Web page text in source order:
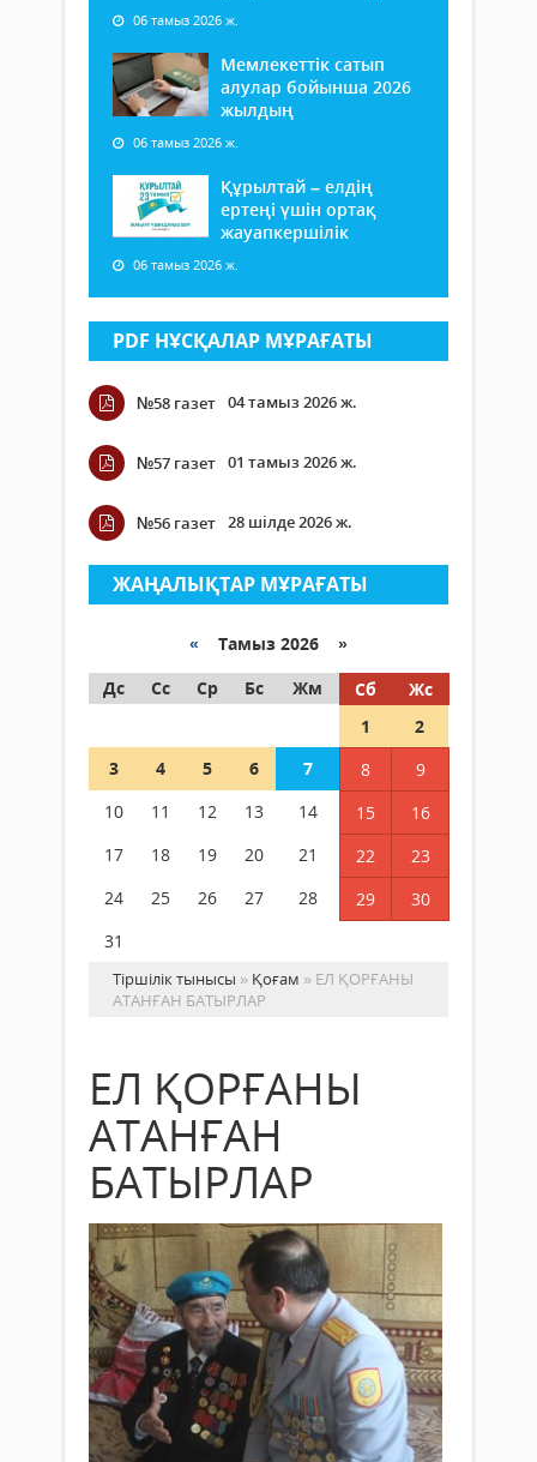
06 тамыз 2026 ж.
Мемлекеттік сатып
алулар бойынша 2026
жылдың
06 тамыз 2026 ж.
Құрылтай – елдің
ертеңі үшін ортақ
жауапкершілік
06 тамыз 2026 ж.
PDF НҰСҚАЛАР МҰРАҒАТЫ
№58 газет 04 тамыз 2026 ж.
№57 газет 01 тамыз 2026 ж.
№56 газет 28 шілде 2026 ж.
ЖАҢАЛЫҚТАР МҰРАҒАТЫ
« Тамыз 2026 »
Дс
Сс Ср Бс Жм Сб
Жс
1
2
3
4 5 6 7 8
9
10
11 12 13 14 15
16
17
18 19 20 21 22
23
24
25 26 27 28 29
30
31
Тіршілік тынысы » Қоғам » ЕЛ ҚОРҒАНЫ
АТАНҒАН БАТЫРЛАР
ЕЛ ҚОРҒАНЫ
АТАНҒАН
БАТЫРЛАР